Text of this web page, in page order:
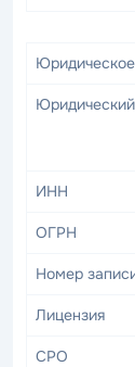
ИНН
ОГРН
Номер
Лицензия
СРО